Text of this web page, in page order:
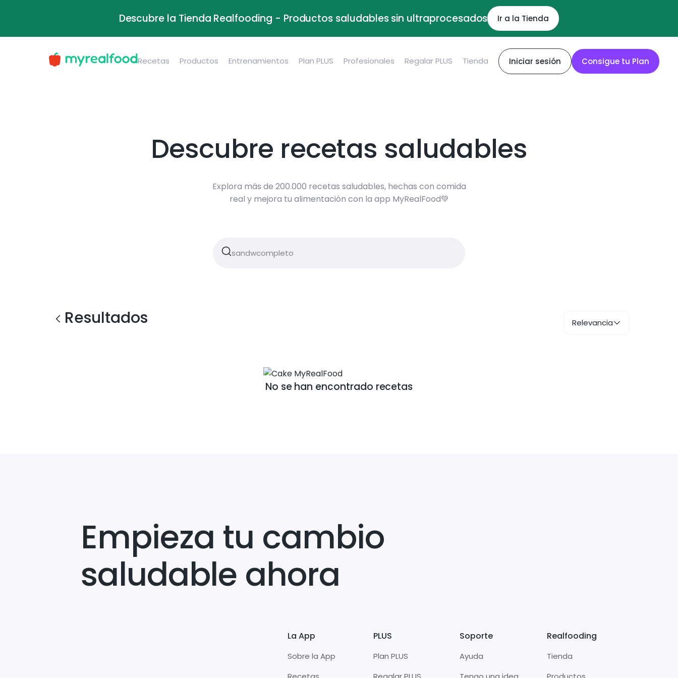
Descubre la Tienda Realfooding - Productos saludables sin ultraprocesados Ir a la Tienda
Recetas Productos Entrenamientos Plan PLUS Profesionales Regalar PLUS Tienda Iniciar sesión Consigue tu Plan
Descubre recetas saludables
Explora más de 200.000 recetas saludables, hechas con comida
real y mejora tu alimentación con la app MyRealFood💚
Resultados Relevancia
No se han encontrado recetas
Empieza tu cambio
saludable ahora
La App
Sobre la App
PLUS
Plan PLUS
Soporte
Ayuda
Realfooding
Tienda